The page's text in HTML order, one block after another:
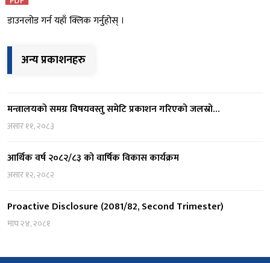
डाउनलोड गर्न यहाँ क्लिक गर्नुहोस् ।
अन्य प्रकाशनहरु
मन्त्रालयको समग्र विषयवस्तु समेटि प्रकाशन गरिएको जलस्रो…
असार ११, २०८३
आर्थिक वर्ष २०८२/८३ को वार्षिक विकास कार्यक्रम
असार १२, २०८२
Proactive Disclosure (2081/82, Second Trimester)
माघ २४, २०८१